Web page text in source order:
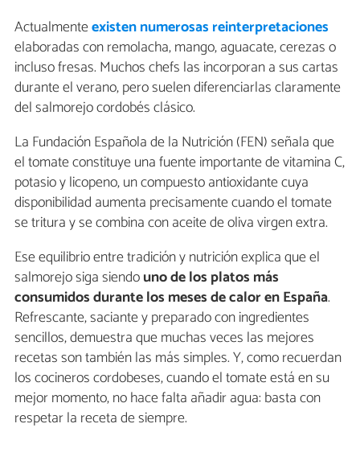
Actualmenteexisten numerosas reinterpretaciones
elaboradas con remolacha, mango, aguacate, cerezas o
incluso fresas. Muchos chefs las incorporan a sus cartas
durante el verano, pero suelen diferenciarlas claramente
del salmorejo cordobés clásico.
La Fundación Española de la Nutrición (FEN) señala que
el tomate constituye una fuente importante de vitamina C,
potasio y licopeno, un compuesto antioxidante cuya
disponibilidad aumenta precisamente cuando el tomate
se tritura y se combina con aceite de oliva virgen extra.
Ese equilibrio entre tradición y nutrición explica que el
salmorejo siga siendouno de los platos más
consumidos durante los meses de calor en España.
Refrescante, saciante y preparado con ingredientes
sencillos, demuestra que muchas veces las mejores
recetas son también las más simples. Y, como recuerdan
los cocineros cordobeses, cuando el tomate está en su
mejor momento, no hace falta añadir agua: basta con
respetar la receta de siempre.